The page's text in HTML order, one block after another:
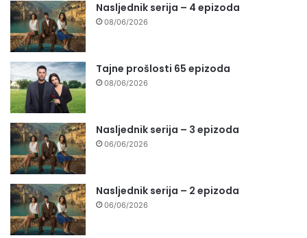
Nasljednik serija – 4 epizoda
08/06/2026
Tajne prošlosti 65 epizoda
08/06/2026
Nasljednik serija – 3 epizoda
06/06/2026
Nasljednik serija – 2 epizoda
06/06/2026